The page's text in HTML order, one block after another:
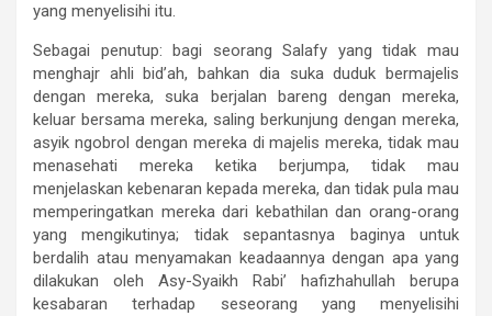
yang menyelisihi itu.
Sebagai penutup: bagi seorang Salafy yang tidak mau
menghajr ahli bid’ah, bahkan dia suka duduk bermajelis
dengan mereka, suka berjalan bareng dengan mereka,
keluar bersama mereka, saling berkunjung dengan mereka,
asyik ngobrol dengan mereka di majelis mereka, tidak mau
menasehati mereka ketika berjumpa, tidak mau
menjelaskan kebenaran kepada mereka, dan tidak pula mau
memperingatkan mereka dari kebathilan dan orang-orang
yang mengikutinya; tidak sepantasnya baginya untuk
berdalih atau menyamakan keadaannya dengan apa yang
dilakukan oleh Asy-Syaikh Rabi’ hafizhahullah berupa
kesabaran terhadap seseorang yang menyelisihi